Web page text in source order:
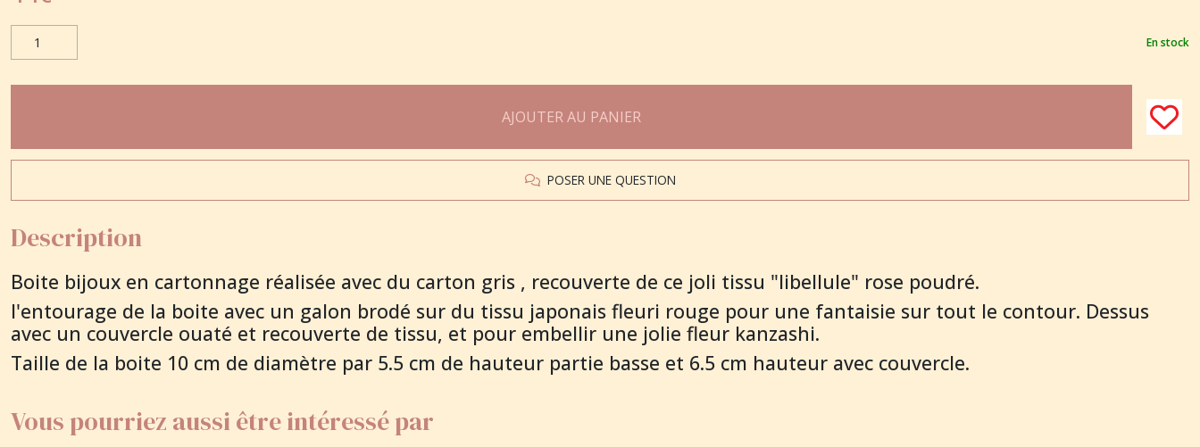
En stock
AJOUTER AU PANIER
POSER UNE QUESTION
Description
Boite bijoux en cartonnage réalisée avec du carton gris , recouverte de ce joli tissu "libellule" rose poudré.
l'entourage de la boite avec un galon brodé sur du tissu japonais fleuri rouge pour une fantaisie sur tout le contour. Dessus
avec un couvercle ouaté et recouverte de tissu, et pour embellir une jolie fleur kanzashi.
Taille de la boite 10 cm de diamètre par 5.5 cm de hauteur partie basse et 6.5 cm hauteur avec couvercle.
Vous pourriez aussi être intéressé par